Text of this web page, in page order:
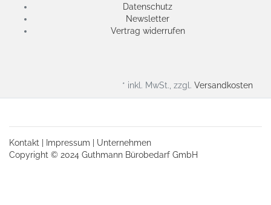
Datenschutz
Newsletter
Vertrag widerrufen
* inkl. MwSt., zzgl. Versandkosten
Kontakt Impressum
Unternehmen
Copyright © 2024 Guthmann Bürobedarf GmbH